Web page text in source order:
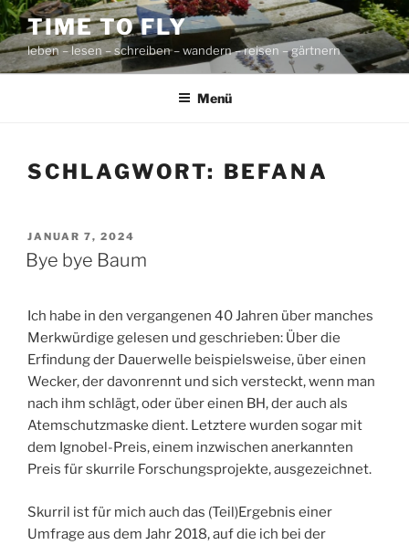
Zum
Inhalt
springen
TIME TO FLY
leben – lesen – schreiben – wandern – reisen – gärtnern
Menü
SCHLAGWORT: BEFANA
VERÖFFENTLICHT
AM
JANUAR 7, 2024
Bye bye Baum
Ich habe in den vergangenen 40 Jahren über manches
Merkwürdige gelesen und geschrieben: Über die
Erfindung der Dauerwelle beispielsweise, über einen
Wecker, der davonrennt und sich versteckt, wenn man
nach ihm schlägt, oder über einen BH, der auch als
Atemschutzmaske dient. Letztere wurden sogar mit
dem Ignobel-Preis, einem inzwischen anerkannten
Preis für skurrile Forschungsprojekte, ausgezeichnet.
Skurril ist für mich auch das (Teil)Ergebnis einer
Umfrage aus dem Jahr 2018, auf die ich bei der